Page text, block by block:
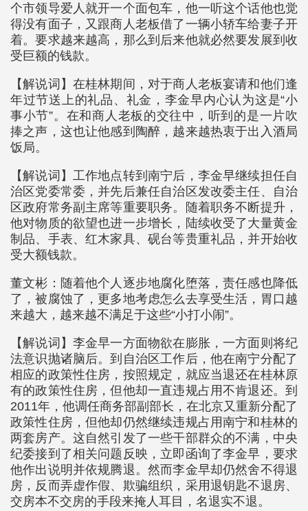
个市领导爱人就开一个面包车，他一听这个话他也觉
得没有面子，又跟商人老板借了一辆小轿车给妻子开
着。要求越来越高，那么到后来他就必然要发展到收
受巨额的钱款。
【解说词】在桂林期间，对于商人老板宴请和他们逢
年过节送上的礼品、礼金，李金早内心认为这是“小
事小节”。在和商人老板的交往中，听到的是一片吹
捧之声，这也让他感到陶醉，越来越热衷于出入酒局
饭局。
【解说词】工作地点转到南宁后，李金早继续担任自
治区党委常委，并先后兼任自治区发改委主任、自治
区政府常务副主席等重要职务。随着职务不断提升，
他对物质的欲望也进一步增长，陆续收受了大量黄金
制品、手表、红木家具、砚台等贵重礼品，并开始收
受大额钱款。
董文彬：随着他个人逐步地腐化堕落，责任感也降低
了，被腐蚀了，更多地考虑怎么去享受生活，胃口越
来越大，越来越不满足于这些“小打小闹”。
【解说词】李金早一方面物欲在膨胀，一方面则将纪
法意识抛诸脑后。到自治区工作后，他在南宁分配了
相应的政策性住房，按照规定，就应当退还在桂林原
有的政策性住房，但他却一直违规占用不肯退还。到
2011年，他调任商务部副部长，在北京又重新分配了
政策性住房，但他却仍然继续违规占用南宁和桂林的
两套房产。这自然引发了一些干部群众的不满，中央
纪委接到了相关问题反映，立即函询了李金早，要求
他作出说明并依规腾退。然而李金早却仍然舍不得退
房，反而弄虚作假、欺骗组织，采用退钥匙不退房、
交房本不交房的手段来掩人耳目，名退实不退。